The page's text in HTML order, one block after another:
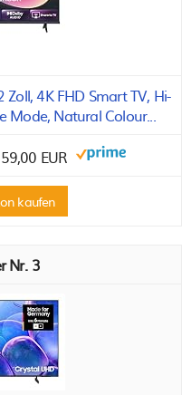
4K FHD Smart TV, Hi-
Natural Colour...
EUR
kaufen
3